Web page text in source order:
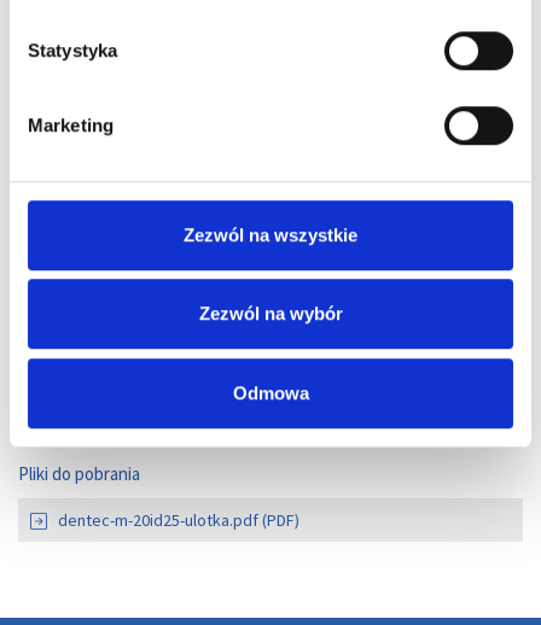
Statystyka
Marketing
Zezwól na wszystkie
Zezwól na wybór
Odmowa
Pliki do pobrania
dentec-m-20id25-ulotka.pdf (PDF)